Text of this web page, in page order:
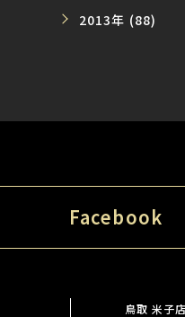
2013年 (88)
Facebook
鳥取 米子店